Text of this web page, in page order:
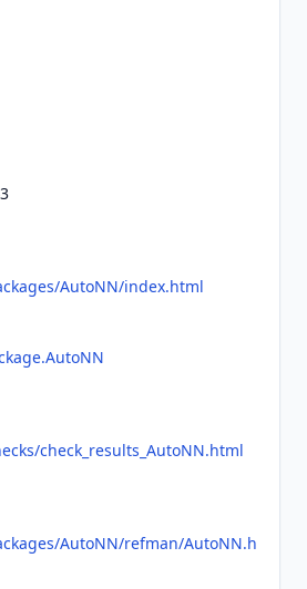
AutoNN/index.html
check_results_AutoNN.html
AutoNN/refman/AutoNN.h